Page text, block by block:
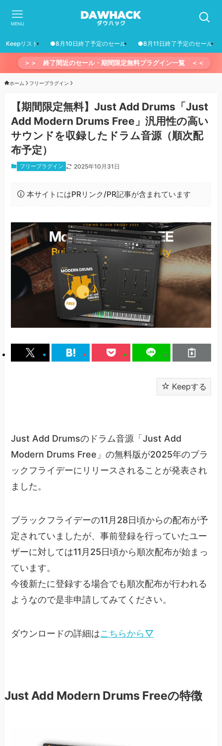
MENU
Keepリスト ●8月10日終了予定のセール ●8月11日終了予定のセール
＞＞ 終了間近のセール・期間限定無料プラグイン一覧 ＜＜
ホーム フリープラグイン
【期間限定無料】Just Add Drums「Just
Add Modern Drums Free」汎用性の高い
サウンドを収録したドラム音源（順次配
布予定）
フリープラグイン 2025年10月31日
本サイトにはPRリンク/PR記事が含まれています
Keepする
Just Add Drumsのドラム音源「Just Add
Modern Drums Free」の無料版が2025年のブラ
ックフライデーにリリースされることが発表され
ました。
ブラックフライデーの11月28日頃からの配布が予
定されていましたが、事前登録を行っていたユー
ザーに対しては11月25日頃から順次配布が始まっ
ています。
今後新たに登録する場合でも順次配布が行われる
ようなので是非申請してみてください。
ダウンロードの詳細はこちらから▽
Just Add Modern Drums Freeの特徴